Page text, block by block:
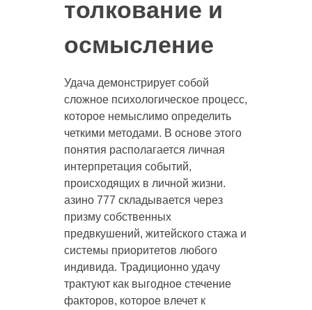
толкование и
осмысление
Удача демонстрирует собой
сложное психологическое процесс,
которое немыслимо определить
четкими методами. В основе этого
понятия располагается личная
интерпретация событий,
происходящих в личной жизни.
азино 777 складывается через
призму собственных
предвкушений, житейского стажа и
системы приоритетов любого
индивида. Традиционно удачу
трактуют как выгодное стечение
факторов, которое влечет к